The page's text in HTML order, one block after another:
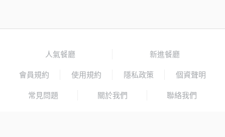
人氣餐廳 新進餐廳
會員規約 使用規約 隱私政策 個資聲明
常見問題 關於我們 聯絡我們